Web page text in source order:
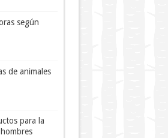
según
de animales
para la